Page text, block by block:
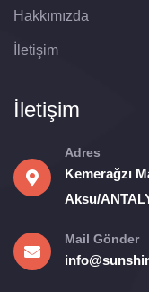
Hakkımızda
İletişim
İletişim
Adres
Kemerağzı
Aksu/
Mail Gönder